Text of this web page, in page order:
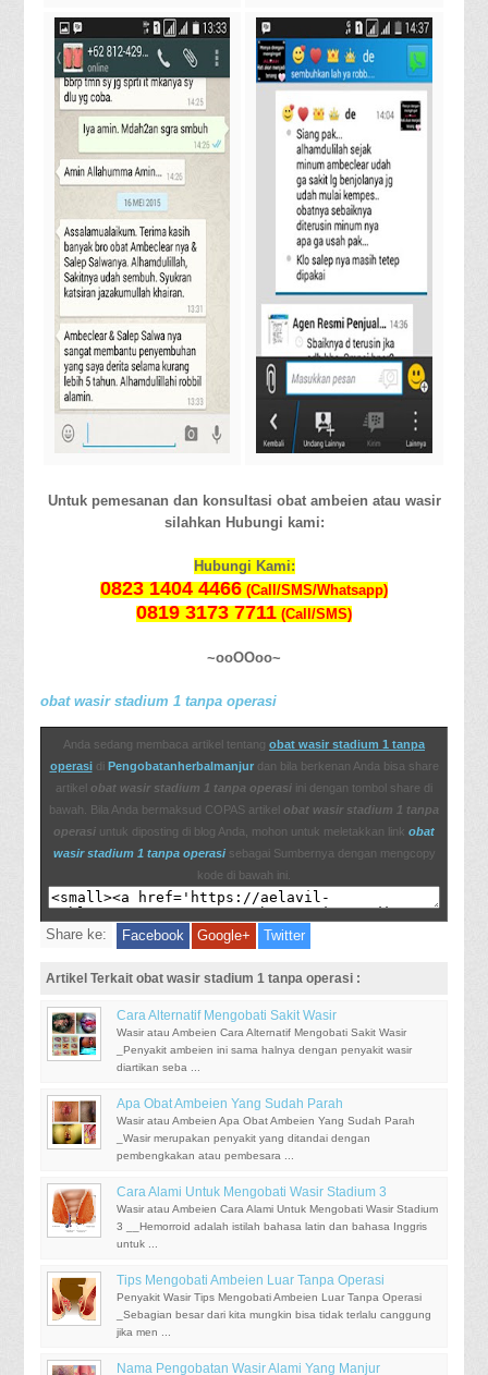
Untuk pemesanan dan konsultasi obat ambeien atau wasir
silahkan Hubungi kami:
Hubungi Kami:
0823 1404 4466 (Call/SMS/Whatsapp)
0819 3173 7711 (Call/SMS)
~ooOOoo~
obat wasir stadium 1 tanpa operasi
Anda sedang membaca artikel tentang obat wasir stadium 1 tanpa
operasidi Pengobatanherbalmanjurdan bila berkenan Anda bisa share
artikel obat wasir stadium 1 tanpa operasi ini dengan tombol share di
bawah. Bila Anda bermaksud COPAS artikel obat wasir stadium 1 tanpa
operasi untuk diposting di blog Anda, mohon untuk meletakkan link obat
wasir stadium 1 tanpa operasisebagai Sumbernya dengan mengcopy
kode di bawah ini.
Share ke: Facebook Google+ Twitter
Artikel Terkait obat wasir stadium 1 tanpa operasi :
Cara Alternatif Mengobati Sakit Wasir
Wasir atau Ambeien Cara Alternatif Mengobati Sakit Wasir
_Penyakit ambeien ini sama halnya dengan penyakit wasir
diartikan seba ...
Apa Obat Ambeien Yang Sudah Parah
Wasir atau Ambeien Apa Obat Ambeien Yang Sudah Parah
_Wasir merupakan penyakit yang ditandai dengan
pembengkakan atau pembesara ...
Cara Alami Untuk Mengobati Wasir Stadium 3
Wasir atau Ambeien Cara Alami Untuk Mengobati Wasir Stadium
3 __Hemorroid adalah istilah bahasa latin dan bahasa Inggris
untuk ...
Tips Mengobati Ambeien Luar Tanpa Operasi
Penyakit Wasir Tips Mengobati Ambeien Luar Tanpa Operasi
_Sebagian besar dari kita mungkin bisa tidak terlalu canggung
jika men ...
Nama Pengobatan Wasir Alami Yang Manjur